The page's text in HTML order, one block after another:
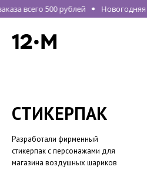
всего 500 рублей
Разработали фирменный
стикерпак с персонажами для
магазина воздушных шариков
СТИКЕРПАК